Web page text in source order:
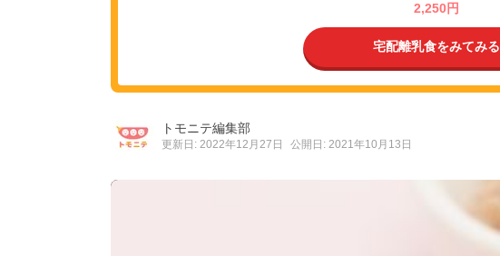
2,250円
宅配離乳食をみてみる
トモニテ編集部
更新日: 2022年12月27日 公開日: 2021年10月13日